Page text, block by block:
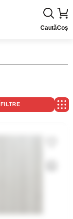
CautăCoș
FILTRE